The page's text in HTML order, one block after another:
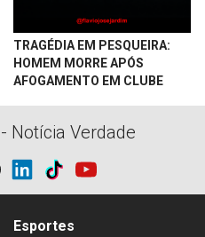
TRAGÉDIA EM PESQUEIRA:
HOMEM MORRE APÓS
AFOGAMENTO EM CLUBE
Notícia Verdade
Esportes